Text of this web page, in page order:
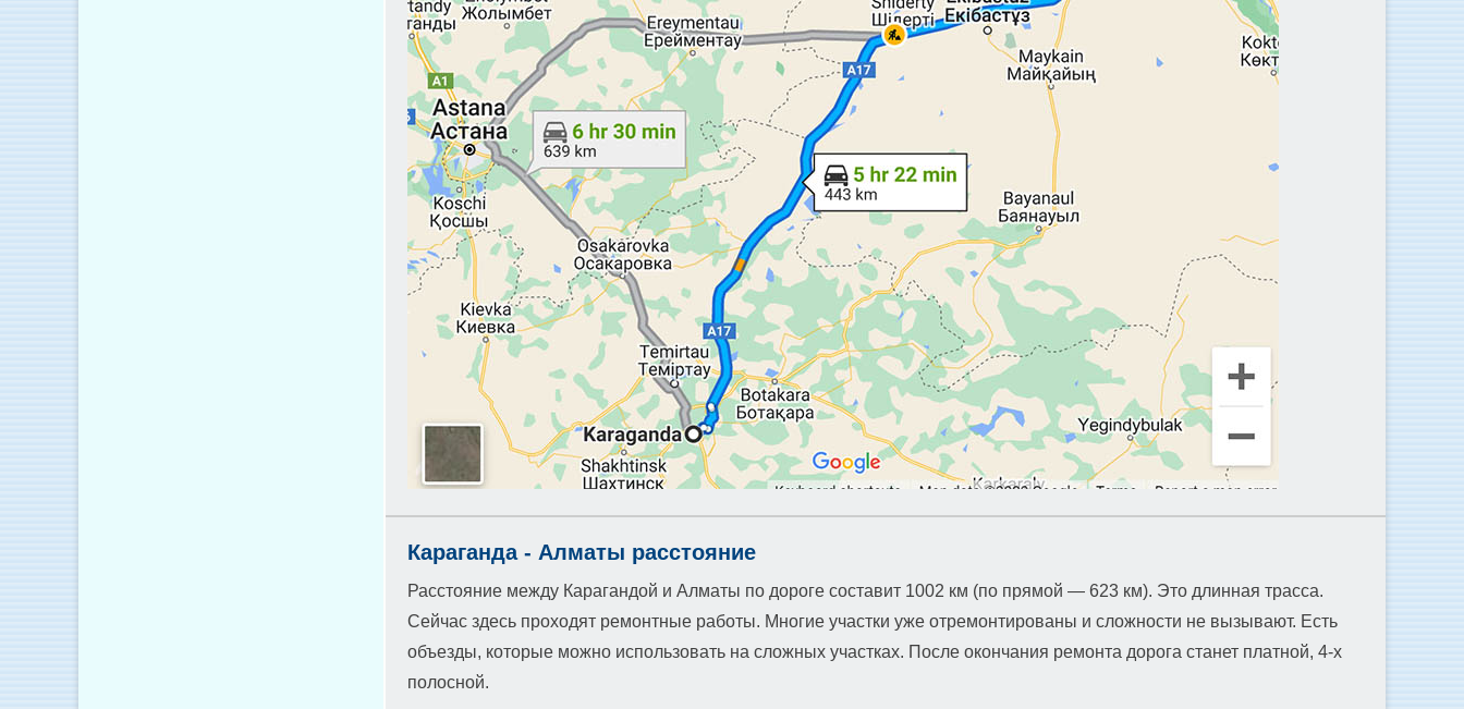
Караганда - Алматы расстояние
Расстояние между Карагандой и Алматы по дороге составит 1002 км (по прямой — 623 км). Это длинная трасса.
Сейчас здесь проходят ремонтные работы. Многие участки уже отремонтированы и сложности не вызывают. Есть
объезды, которые можно использовать на сложных участках. После окончания ремонта дорога станет платной, 4-х
полосной.